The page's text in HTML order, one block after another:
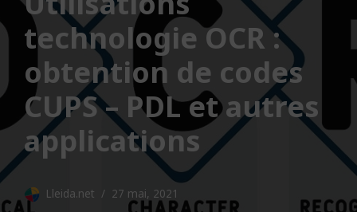
technologie OCR :
obtention de codes
CUPS – PDL et autres
applications
Lleida.net 27 mai, 2021